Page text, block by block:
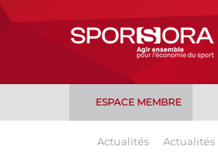
ESPACE MEMBRE
Actualités Actualités